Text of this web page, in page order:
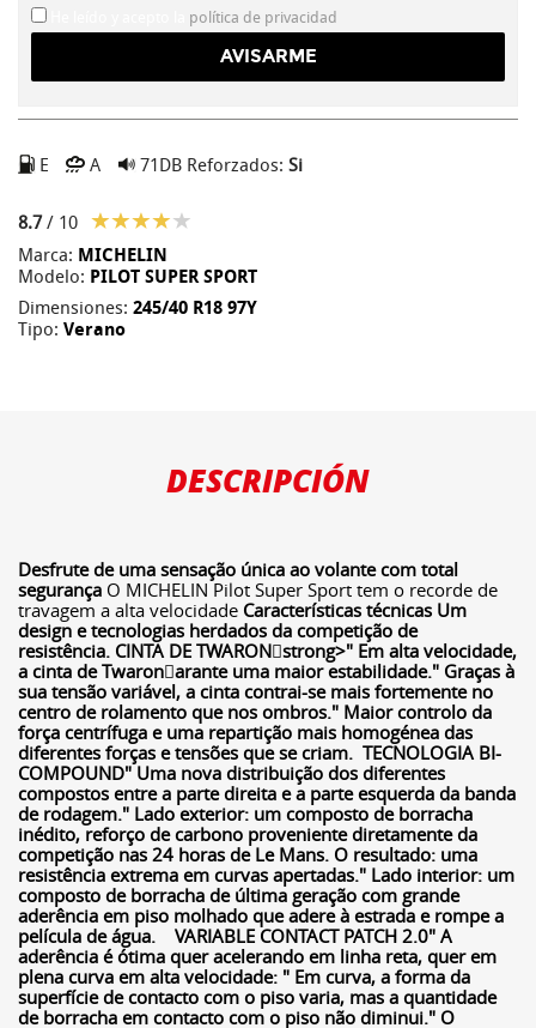
política de privacidad
E A 71DB Reforzados: Si
8.7/ 10
Marca: MICHELIN
Modelo: PILOT SUPER SPORT
Dimensiones: 245/40 R18 97Y
Tipo: Verano
DESCRIPCIÓN
Desfrute de uma sensação única ao volante com total
segurança O MICHELIN Pilot Super Sport tem o recorde de
travagem a alta velocidade Características técnicas Um
design e tecnologias herdados da competição de
resistência. CINTA DE TWARONstrong>" Em alta velocidade,
a cinta de Twaronarante uma maior estabilidade." Graças à
sua tensão variável, a cinta contrai-se mais fortemente no
centro de rolamento que nos ombros." Maior controlo da
força centrífuga e uma repartição mais homogénea das
diferentes forças e tensões que se criam. TECNOLOGIA BI-
COMPOUND" Uma nova distribuição dos diferentes
compostos entre a parte direita e a parte esquerda da banda
de rodagem." Lado exterior: um composto de borracha
inédito, reforço de carbono proveniente diretamente da
competição nas 24 horas de Le Mans. O resultado: uma
resistência extrema em curvas apertadas." Lado interior: um
composto de borracha de última geração com grande
aderência em piso molhado que adere à estrada e rompe a
película de água. VARIABLE CONTACT PATCH 2.0" A
aderência é ótima quer acelerando em linha reta, quer em
plena curva em alta velocidade: " Em curva, a forma da
superfície de contacto com o piso varia, mas a quantidade
de borracha em contacto com o piso não diminui." O